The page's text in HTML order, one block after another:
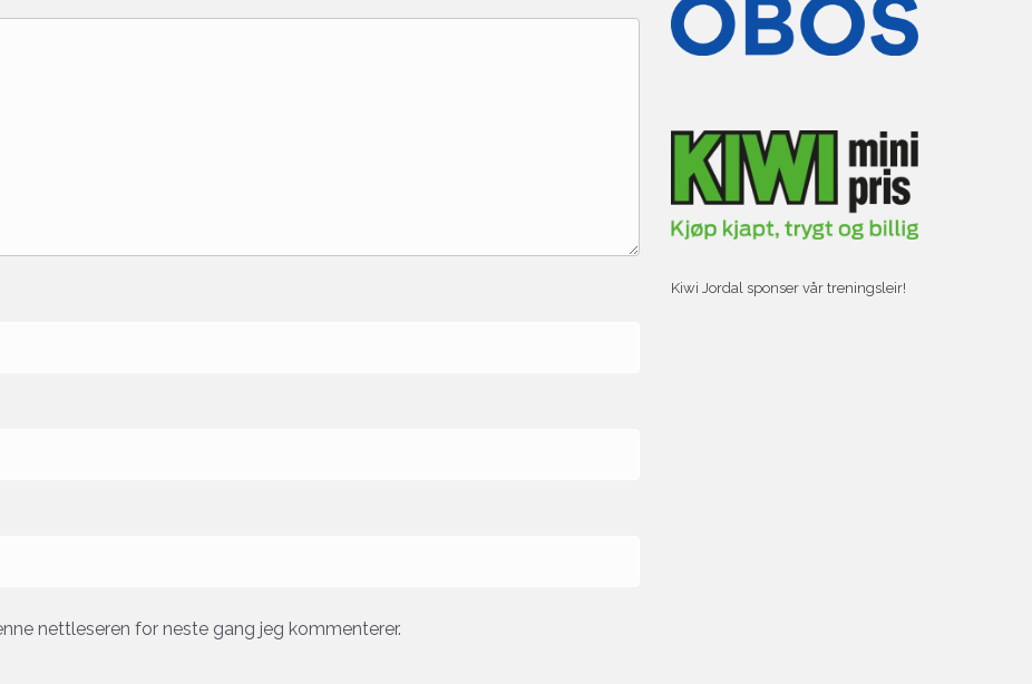
nettleseren for neste gang jeg kommenterer.
Kiwi Jordal sponser vår treningsleir!